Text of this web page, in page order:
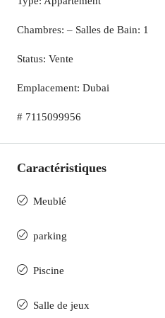
Chambres: – Salles de Bain: 1
Status: Vente
Emplacement: Dubai
# 7115099956
Caractéristiques
Meublé
parking
Piscine
Salle de jeux